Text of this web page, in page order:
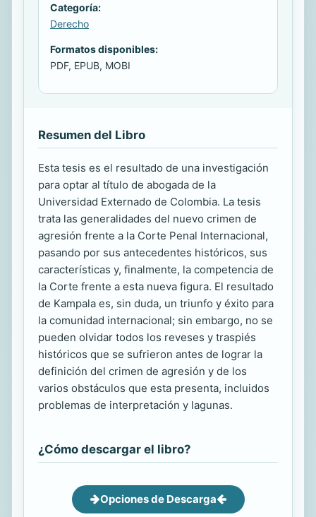
Categoría:
Derecho
Formatos disponibles:
PDF, EPUB, MOBI
Resumen del Libro
Esta tesis es el resultado de una investigación
para optar al título de abogada de la
Universidad Externado de Colombia. La tesis
trata las generalidades del nuevo crimen de
agresión frente a la Corte Penal Internacional,
pasando por sus antecedentes históricos, sus
características y, finalmente, la competencia de
la Corte frente a esta nueva figura. El resultado
de Kampala es, sin duda, un triunfo y éxito para
la comunidad internacional; sin embargo, no se
pueden olvidar todos los reveses y traspiés
históricos que se sufrieron antes de lograr la
definición del crimen de agresión y de los
varios obstáculos que esta presenta, incluidos
problemas de interpretación y lagunas.
¿Cómo descargar el libro?
Opciones de Descarga